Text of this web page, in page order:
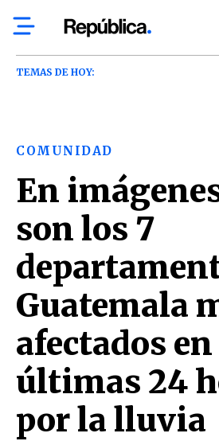
TEMAS DE HOY:
COMUNIDAD
En
son los 7
Guatemala
afectados
últimas 24
por la lluvia